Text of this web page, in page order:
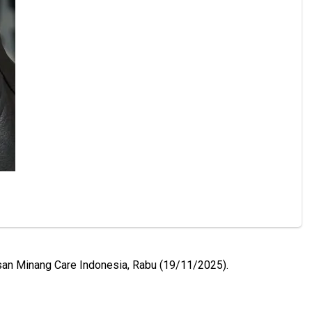
Minang Care Indonesia, Rabu (19/11/2025).